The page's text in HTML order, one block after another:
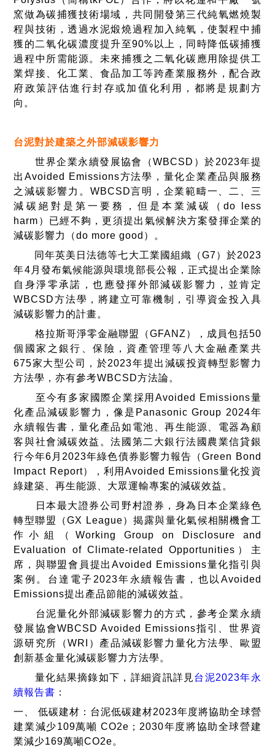
窯做為碳捕獲技術場域，共同開發第三代純氧燃燒製
程與技術，透過水泥煅燒過程加入純氧，使製程中捕
獲的二氧化碳濃度提升至90%以上，同時降低碳捕獲
過程中所需能源。未來捕獲之二氧化碳應用除提供工
業焊接、化工業、食品加工等跨產業服務外，配合政
府政策評估進行封存或加值化利用，都將是規劃方
向。
台泥對於建築之外部減碳影響力
世界企業永續發展協會（WBCSD）於2023年提
出Avoided Emissions方法學，量化企業產品與服務
之減碳影響力。WBCSD言明，企業範疇一、二、三
減碳絕對是第一要務，但是本業減碳（do less
harm）已經不夠，更須提出氣候解決方案發揮企業的
減碳影響力（do more good）。
同年英美日法德等七大工業國組織（G7）於2023
年4月發布氣候能源與環境部長公報，正式提出企業除
自身淨零承諾，也應發揮外部減碳影響力，並肯定
WBCSD方法學，將建立可靠機制，引導資金投入具
減碳影響力的計畫。
格拉斯哥淨零金融聯盟（GFANZ），成員包括50
個國家之銀行、保險，資產管理等八大金融產業共
675家大型公司，於2023年提出減碳投資轉型影響力
方法學，亦有參考WBCSD方法論。
至今有多家國際企業採用Avoided Emissions量
化產品減碳影響力，像是Panasonic Group 2024年
永續報告書，量化產品如電池、再生能源、電器為顧
客與社會減碳效益。法國第二大銀行法國農業信貸銀
行今年6月2023年綠色債券影響力報告（Green Bond
Impact Report），利用Avoided Emissions量化投資
綠建築、再生能源、大眾運輸專案的減碳效益。
日本最大證券公司野村證券，身為日本企業綠色
轉型聯盟（GX League）揭露與量化氣候相關機會工
作小組（Working Group on Disclosure and
Evaluation of Climate-related Opportunities）主
席，與聯盟會員提出Avoided Emissions量化指引與
案例。台達電子2023年永續報告書，也以Avoided
Emissions提出產品節能的減碳效益。
台泥量化外部減碳影響力的方式，參考企業永續
發展協會WBCSD Avoided Emissions指引、世界資
源研究所（WRI）產品減碳影響力量化方法學、歐盟
創新基金量化減碳影響力方法學。
量化結果摘錄如下，詳細資訊詳見台泥2023年永
續報告書 ：
一、 低碳建材：台泥低碳建材2023年度將協助全球營
建業減少109萬噸 CO2e；2030年度將協助全球營建
業減少169萬噸CO2e。